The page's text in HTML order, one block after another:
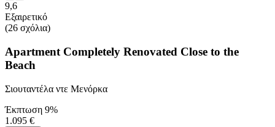
9,6
Εξαιρετικό
(26 σχόλια)
Apartment Completely Renovated Close to the
Beach
Σιουταντέλα ντε Μενόρκα
Έκπτωση 9%
1.095 €